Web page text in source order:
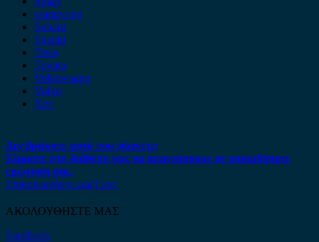
ssangyong
Subaru
Suzuki
Tesla
Toyota
Volkswagen
Volvo
Xev
Δεν βρήκατε αυτό που ψάχνετε;
Είμαστε στη διάθεση σας να απαντήσουμε σε οποιαδήποτε
ερώτηση σας.
Επικοινωνήστε μαζί μας
ΑΚΟΛΟΥΘΗΣΤΕ ΜΑΣ
Facebook